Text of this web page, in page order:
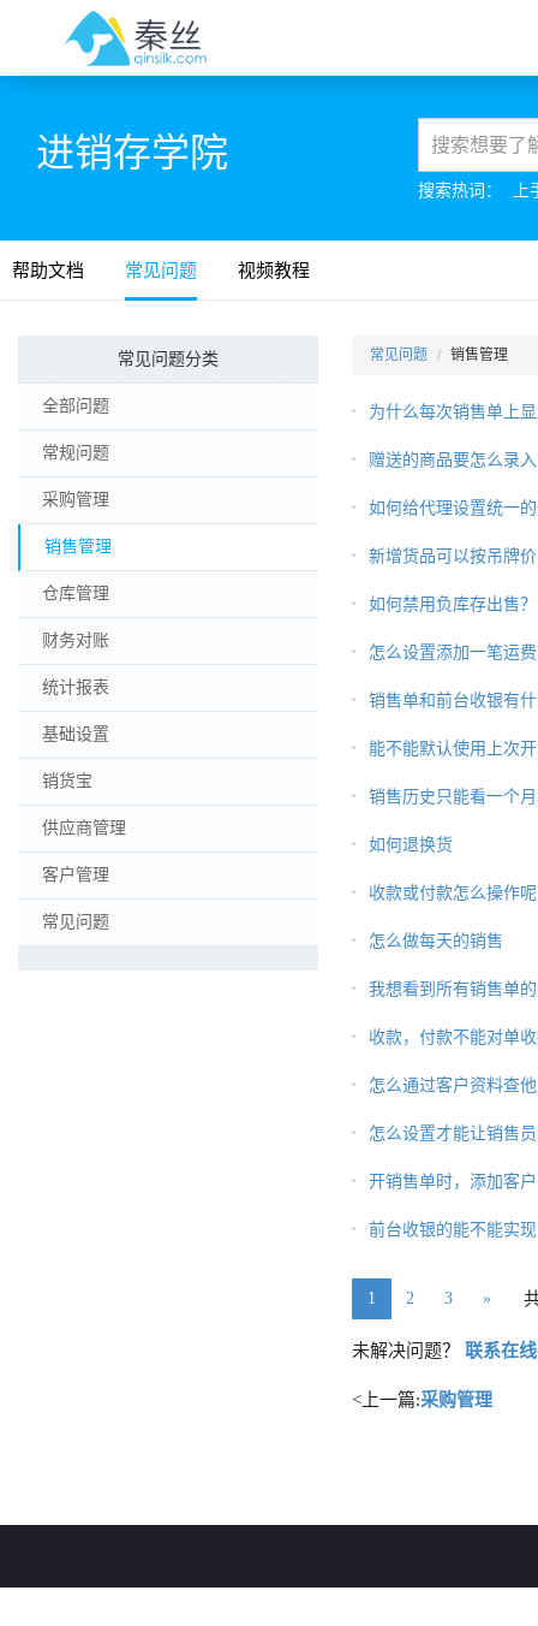
进销存学院
搜索热词：
帮助文档 常见问题 视频教程
常见问题分类
全部问题
常规问题
采购管理
销售管理
仓库管理
财务对账
统计报表
基础设置
销货宝
供应商管理
客户管理
常见问题
常见问题 销售管理
为什么每次销售单上
赠送的商品要怎么录
如何给代理设置统一
新增货品可以按吊牌
如何禁用负库存出售
怎么设置添加一笔运
销售单和前台收银有
能不能默认使用上次
销售历史只能看一个
如何退换货
收款或付款怎么操作
怎么做每天的销售
我想看到所有销售单
收款，付款不能对单
怎么通过客户资料查
怎么设置才能让销售
开销售单时，添加客
前台收银的能不能实
1 2 3 »
未解决问题？ 联系在
<上一篇:采购管理